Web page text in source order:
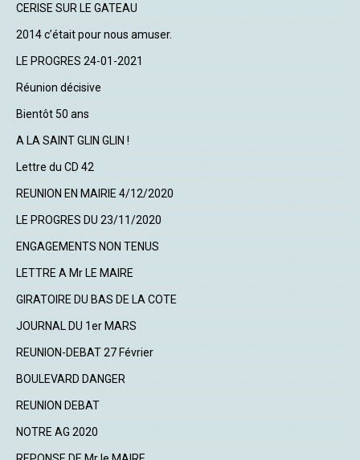
CERISE SUR LE GATEAU
2014 c’était pour nous amuser.
LE PROGRES 24-01-2021
Réunion décisive
Bientôt 50 ans
A LA SAINT GLIN GLIN !
Lettre du CD 42
REUNION EN MAIRIE 4/12/2020
LE PROGRES DU 23/11/2020
ENGAGEMENTS NON TENUS
LETTRE A Mr LE MAIRE
GIRATOIRE DU BAS DE LA COTE
JOURNAL DU 1er MARS
REUNION-DEBAT 27 Février
BOULEVARD DANGER
REUNION DEBAT
NOTRE AG 2020